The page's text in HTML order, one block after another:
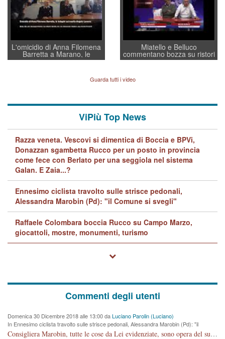
L'omicidio di Anna Filomena
Barretta a Marano, le
indagini dei carabinieri di
quelle di... Barbara D'Urso
Miatello e Belluco
commentano bozza su ristori
BPVi e Veneto Banca
Guarda tutti i video
ViPiù Top News
Razza veneta. Vescovi si dimentica di Boccia e BPVi,
Donazzan sgambetta Rucco per un posto in provincia
come fece con Berlato per una seggiola nel sistema
Galan. E Zaia...?
Ennesimo ciclista travolto sulle strisce pedonali,
Alessandra Marobin (Pd): "il Comune si svegli"
Raffaele Colombara boccia Rucco su Campo Marzo,
giocattoli, mostre, monumenti, turismo
Commenti degli utenti
Domenica 30 Dicembre 2018 alle 13:00 daLuciano Parolin (Luciano)
In Ennesimo ciclista travolto sulle strisce pedonali, Alessandra Marobin (Pd): "il
Comune si svegli"
Consigliera Marobin, tutte le cose da Lei evidenziate, sono opera del suo ex Assessore e compagno di Partito Antonio Marco Dalla Pozza Assessore alla "progettazione" di piste ciclabili e altre porcherie. A lui manderei il conto da saldare per incidenti e danni alle persone. E' ora che "finiamola." Avete perso rassegnatevi. qui IL SINDACO RUCCO NON C'ENTRA PER NIENTE. CAPITO!!!!!!!! Amen.